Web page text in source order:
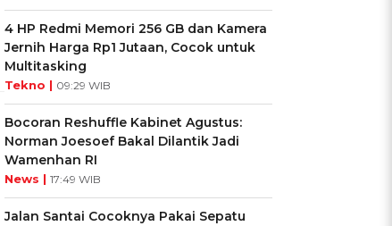
4 HP Redmi Memori 256 GB dan Kamera
Jernih Harga Rp1 Jutaan, Cocok untuk
Multitasking
Tekno | 09:29 WIB
Bocoran Reshuffle Kabinet Agustus:
Norman Joesoef Bakal Dilantik Jadi
Wamenhan RI
News | 17:49 WIB
Jalan Santai Cocoknya Pakai Sepatu